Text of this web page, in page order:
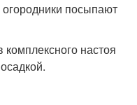
посыпают
комплексного настоя